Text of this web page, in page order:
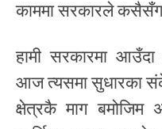
काममा सरकारले कसैसँग
हामी सरकारमा आउँदा
आज त्यसमा सुधारका
क्षेत्रकै माग बमोजिम